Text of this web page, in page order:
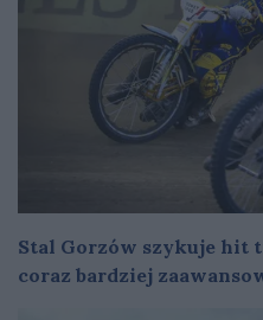
Stal Gorzów szykuje hit
coraz bardziej